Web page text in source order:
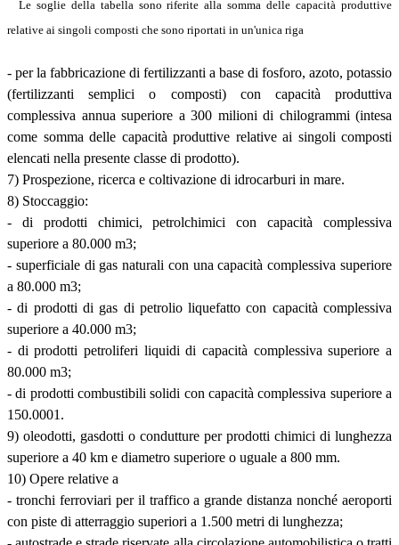
Le soglie della tabella sono riferite alla somma delle capacità produttive
relative ai singoli composti che sono riportati in un'unica riga
- per la fabbricazione di fertilizzanti a base di fosforo, azoto, potassio
(fertilizzanti semplici o composti) con capacità produttiva
complessiva annua superiore a 300 milioni di chilogrammi (intesa
come somma delle capacità produttive relative ai singoli composti
elencati nella presente classe di prodotto).
7) Prospezione, ricerca e coltivazione di idrocarburi in mare.
8) Stoccaggio:
- di prodotti chimici, petrolchimici con capacità complessiva
superiore a 80.000 m3;
- superficiale di gas naturali con una capacità complessiva superiore
a 80.000 m3;
- di prodotti di gas di petrolio liquefatto con capacità complessiva
superiore a 40.000 m3;
- di prodotti petroliferi liquidi di capacità complessiva superiore a
80.000 m3;
- di prodotti combustibili solidi con capacità complessiva superiore a
150.0001.
9) oleodotti, gasdotti o condutture per prodotti chimici di lunghezza
superiore a 40 km e diametro superiore o uguale a 800 mm.
10) Opere relative a
- tronchi ferroviari per il traffico a grande distanza nonché aeroporti
con piste di atterraggio superiori a 1.500 metri di lunghezza;